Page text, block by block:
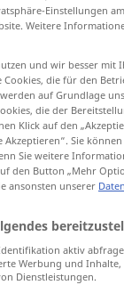
Einstellungen
Weitere
und wir besser mit
die für den
auf Grundlage
die der
Klick auf den
Akzeptieren“. Sie
Sie weitere
den Button „Mehr
ansonsten unserer
aktiv
Werbung und Inhalte,
Dienstleistungen.